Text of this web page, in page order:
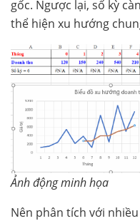
gốc. Ngược lại, số kỳ
thể hiện xu hướng
Ảnh động minh họa
Nên phân tích với